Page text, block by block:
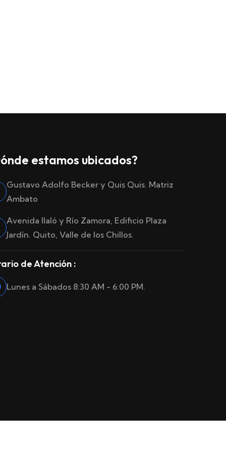
estamos ubicados?
Gustavo Adolfo Becker y Quis Quis. Matriz
Ambato
Avenida Ilaló y Río Zamora, Edificio Plaza
Jardín. Quito, Valle de los Chillos.
de Atención :
Lunes a Sábados 8:30 AM - 6:00 PM.